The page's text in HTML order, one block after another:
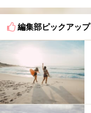
編集部ピックアップ